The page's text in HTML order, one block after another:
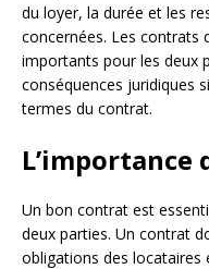
du loyer, la durée et les
concernées. Les contrats
importants pour les deux
conséquences juridiques
termes du contrat.
L’importance
Un bon contrat est
deux parties. Un contrat
obligations des locataires